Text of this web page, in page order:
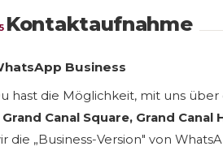
Kontaktaufnahme
Business
hast die Möglichkeit, mit uns
Canal Square, Grand Canal
die „Business-Version" von